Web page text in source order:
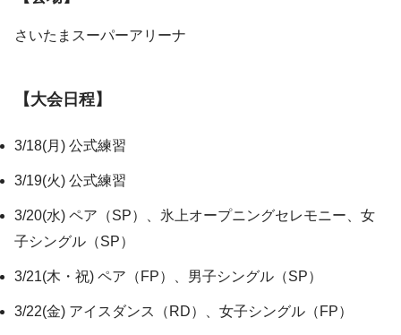
さいたまスーパーアリーナ
【大会日程】
3/18(月) 公式練習
3/19(火) 公式練習
3/20(水) ペア（SP）、氷上オープニングセレモニー、女
子シングル（SP）
3/21(木・祝) ペア（FP）、男子シングル（SP）
3/22(金) アイスダンス（RD）、女子シングル（FP）